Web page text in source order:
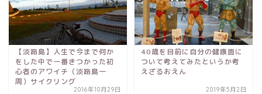
【淡路島】人生で今まで何か
をした中で一番きつかった初
心者のアワイチ（淡路島一
周）サイクリング
2016年10月29日
40歳を目前に自分の健康面に
ついて考えてみたというか考
えざるおえん
2019年5月2日